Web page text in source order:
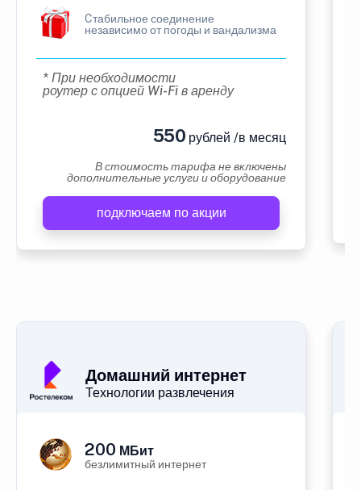
Cтабильное соединение
независимо от погоды и вандализма
* При необходимости
роутер с опцией Wi-Fi в аренду
550 рублей /в месяц
В стоимость тарифа не включены
дополнительные услуги и оборудование
подключаем по акции
Домашний интернет
Технологии развлечения
200 МБит
безлимитный интернет